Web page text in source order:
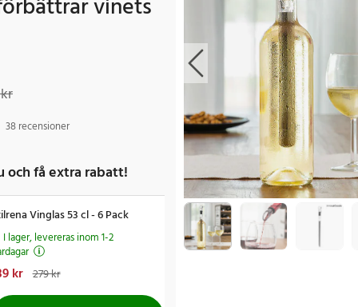
vinets
38 recensioner
och få extra rabatt!
Vinglas 53 cl - 6 Pack
I lager, levereras inom 1-2
pris
kr 279 kr